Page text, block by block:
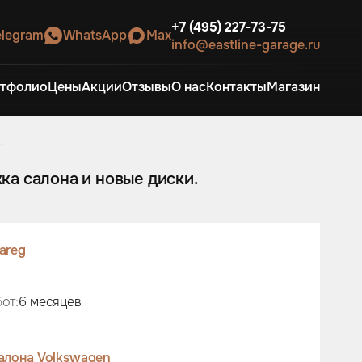
WhatsApp Max+7 (495) 227-73-75
info@eastline-garage.ru
ЦеныАкцииОтзывыО насКонтактыМагазин
салона и новые диски.
6 месяцев
Volkswagen